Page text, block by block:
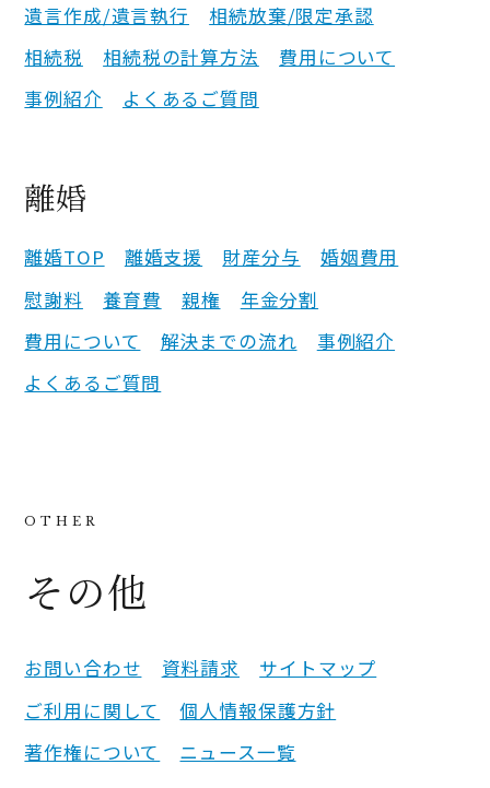
遺言作成/遺言執行
相続放棄/限定承認
相続税
相続税の計算方法
費用について
事例紹介
よくあるご質問
離婚
離婚TOP 離婚支援 財産分与
婚姻費用
慰謝料
養育費 親権
年金分割
費用について
解決までの流れ
事例紹介
よくあるご質問
その他
お問い合わせ 資料請求
サイトマップ
ご利用に関して
個人情報保護方針
著作権について
ニュース一覧